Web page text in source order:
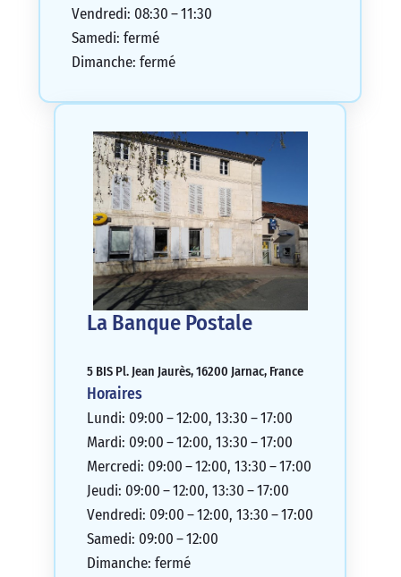
Vendredi: 08:30 – 11:30
Samedi: fermé
Dimanche: fermé
La Banque Postale
5 BIS Pl. Jean Jaurès, 16200 Jarnac, France
Horaires
Lundi: 09:00 – 12:00, 13:30 – 17:00
Mardi: 09:00 – 12:00, 13:30 – 17:00
Mercredi: 09:00 – 12:00, 13:30 – 17:00
Jeudi: 09:00 – 12:00, 13:30 – 17:00
Vendredi: 09:00 – 12:00, 13:30 – 17:00
Samedi: 09:00 – 12:00
Dimanche: fermé